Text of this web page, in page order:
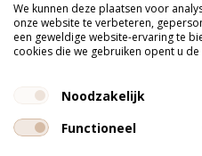
Telefonisch bereikbaar
We kunnen deze plaatsen voor
onze website te verbeteren,
een geweldige website-ervaring te
cookies die we gebruiken opent u de
Noodzakelijk
Functioneel